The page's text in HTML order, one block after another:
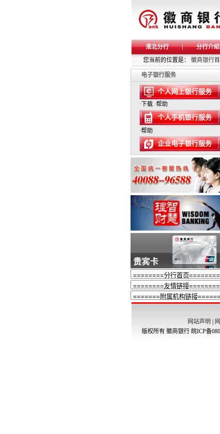
淮北分行 分行介绍
您当前的位置是： 徽商银行
电子银行服务
个人网上银行服务
· 下载 ·帮助
个人手机银行服务
·帮助
企业电子银行服务
网站声明
版权所有 徽商银行 皖ICP备